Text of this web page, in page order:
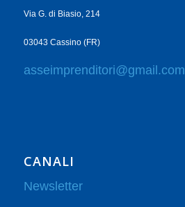
Via G. di Biasio, 214
03043 Cassino (FR)
asseimprenditori@gmail.com
CANALI
Newsletter